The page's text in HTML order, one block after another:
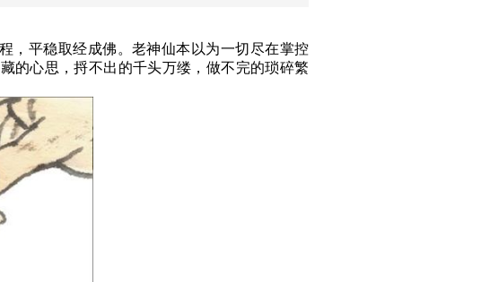
平稳取经成佛。老神仙本以为一切尽在掌控
的心思，捋不出的千头万缕，做不完的琐碎繁